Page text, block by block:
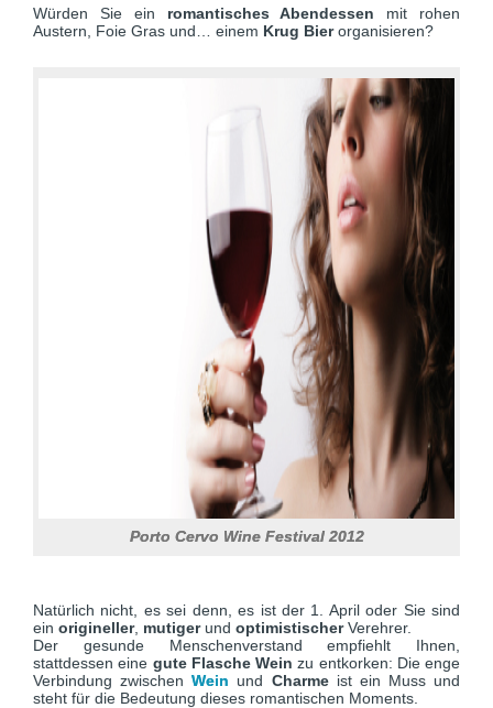
Würden Sie ein romantisches Abendessen mit rohen
Austern, Foie Gras und… einem Krug Bierorganisieren?
Porto Cervo Wine Festival 2012
Natürlich nicht, es sei denn, es ist der 1. April oder Sie sind
ein origineller, mutiger und optimistischerVerehrer.
Der gesunde Menschenverstand empfiehlt Ihnen,
stattdessen eine gute Flasche Wein zu entkorken: Die enge
Verbindung zwischenWein und Charmeist ein Muss und
steht für die Bedeutung dieses romantischen Moments.